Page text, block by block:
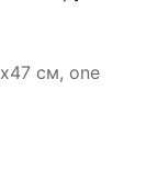
см, one